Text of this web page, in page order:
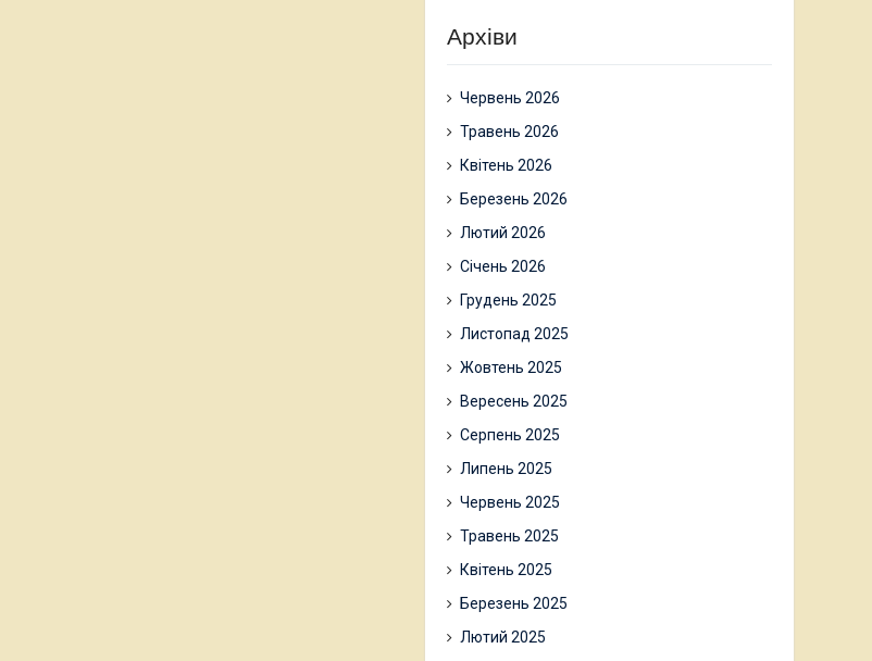
Архіви
Червень 2026
Травень 2026
Квітень 2026
Березень 2026
Лютий 2026
Січень 2026
Грудень 2025
Листопад 2025
Жовтень 2025
Вересень 2025
Серпень 2025
Липень 2025
Червень 2025
Травень 2025
Квітень 2025
Березень 2025
Лютий 2025